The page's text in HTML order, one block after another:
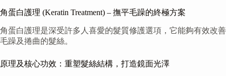
角蛋白護理 (Keratin Treatment) – 撫平毛躁的終極方案
角蛋白護理是深受許多人喜愛的髮質修護選項，它能夠有效改善
毛躁及捲曲的髮絲。
原理及核心功效：重塑髮絲結構，打造鏡面光澤